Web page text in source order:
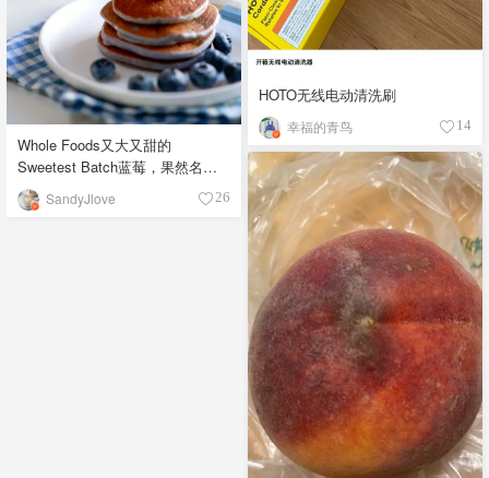
HOTO无线电动清洗刷
幸福的青鸟 14
Whole Foods又大又甜的
Sweetest Batch蓝莓，果然名副
其实！SandyJlove 26